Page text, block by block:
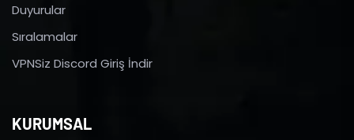
Duyurular
Sıralamalar
VPNSiz Discord Giriş İndir
KURUMSAL